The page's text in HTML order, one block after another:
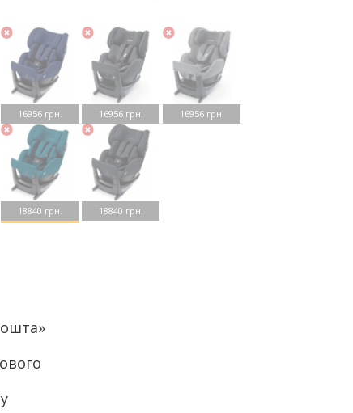
16956 грн. 16956 грн. 16956 грн.
18840 грн. 18840 грн.